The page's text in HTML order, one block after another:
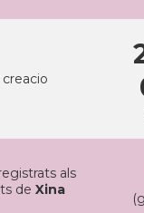
als
de Xina